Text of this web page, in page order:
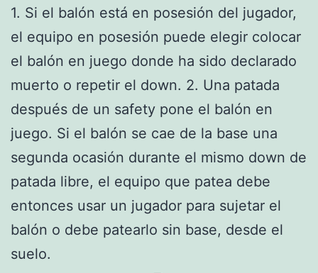
1. Si el balón está en posesión del jugador,
el equipo en posesión puede elegir colocar
el balón en juego donde ha sido declarado
muerto o repetir el down. 2. Una patada
después de un safety pone el balón en
juego. Si el balón se cae de la base una
segunda ocasión durante el mismo down de
patada libre, el equipo que patea debe
entonces usar un jugador para sujetar el
balón o debe patearlo sin base, desde el
suelo.